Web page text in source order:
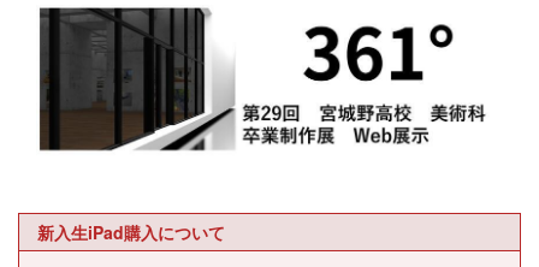
新入生iPad購入について